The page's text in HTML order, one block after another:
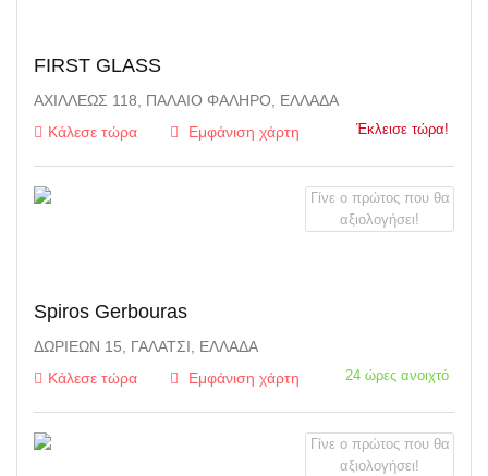
FIRST GLASS
ΑΧΙΛΛΈΩΣ 118, ΠΑΛΑΙΌ ΦΆΛΗΡΟ, ΕΛΛΆΔΑ
Κάλεσε τώρα
Εμφάνιση χάρτη Έκλεισε τώρα!
Spiros Gerbouras
ΔΩΡΙΈΩΝ 15, ΓΑΛΆΤΣΙ, ΕΛΛΆΔΑ
Κάλεσε τώρα
Εμφάνιση χάρτη 24 ώρες ανοιχτό
Γίνε ο πρώτος που θα
αξιολογήσει!
Γίνε ο πρώτος που θα
αξιολογήσει!